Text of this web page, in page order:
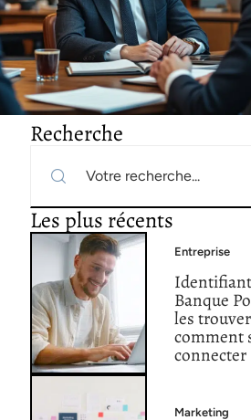
Recherche
Les plus récents
Entreprise
Banque
les
comment
connecter
Marketing